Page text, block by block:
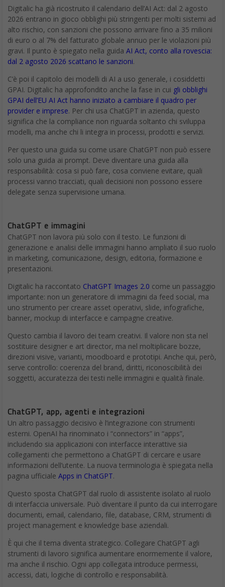
Digitalic ha già ricostruito il calendario dell’AI Act: dal 2 agosto
2026 entrano in gioco obblighi più stringenti per molti sistemi ad
alto rischio, con sanzioni che possono arrivare fino a 35 milioni
di euro o al 7% del fatturato globale annuo per le violazioni più
gravi. Il punto è spiegato nella guida AI Act, conto alla rovescia:
dal 2 agosto 2026 scattano le sanzioni.
C’è poi il capitolo dei modelli di AI a uso generale, i cosiddetti
GPAI. Digitalic ha approfondito anche la fase in cui gli obblighi
GPAI dell’EU AI Act hanno iniziato a cambiare il quadro per
provider e imprese. Per chi usa ChatGPT in azienda, questo
significa che la compliance non riguarda soltanto chi sviluppa
modelli, ma anche chi li integra in processi, prodotti e servizi.
Per questo una guida su come usare ChatGPT non può essere
solo una guida ai prompt. Deve diventare una guida alla
responsabilità: cosa si può fare, cosa conviene evitare, quali
processi vanno tracciati, quali decisioni non possono essere
delegate senza supervisione umana.
ChatGPT e immagini
ChatGPT non lavora più solo con il testo. Le funzioni di
generazione e analisi delle immagini hanno ampliato il suo ruolo
in marketing, comunicazione, design, editoria, formazione e
presentazioni.
Digitalic ha raccontato ChatGPT Images 2.0 come un passaggio
importante: non un generatore di immagini da feed social, ma
uno strumento per creare asset operativi, slide, infografiche,
banner, mockup di interfacce e campagne creative.
Questo cambia il lavoro dei team creativi. Il valore non sta nel
sostituire designer e art director, ma nel moltiplicare bozze,
direzioni visive, varianti, moodboard e prototipi. Anche qui, però,
serve controllo: coerenza del brand, diritti, riconoscibilità dei
soggetti, accuratezza dei testi nelle immagini e qualità finale.
ChatGPT, app, agenti e integrazioni
Un altro passaggio decisivo è l’integrazione con strumenti
esterni. OpenAI ha rinominato i “connectors” in “apps”,
includendo sia applicazioni con interfacce interattive sia
collegamenti che permettono a ChatGPT di cercare e usare
informazioni dell’utente. La nuova terminologia è spiegata nella
pagina ufficiale Apps in ChatGPT.
Questo sposta ChatGPT dal ruolo di assistente isolato al ruolo
di interfaccia universale. Può diventare il punto da cui interrogare
documenti, email, calendario, file, database, CRM, strumenti di
project management e knowledge base aziendali.
È qui che il tema diventa strategico. Collegare ChatGPT agli
strumenti di lavoro significa aumentare enormemente il valore,
ma anche il rischio. Ogni app collegata introduce permessi,
accessi, dati, logiche di controllo e responsabilità.